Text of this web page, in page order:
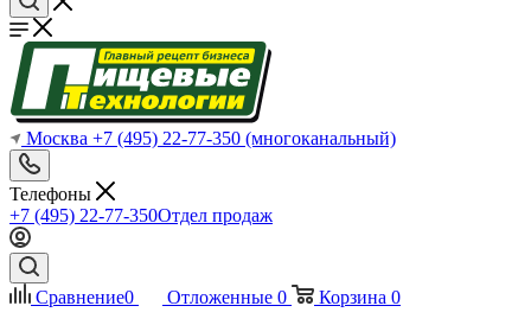
Москва +7 (495) 22-77-350 (многоканальный)
Телефоны
+7 (495) 22-77-350Отдел продаж
Сравнение0 Отложенные 0 Корзина 0